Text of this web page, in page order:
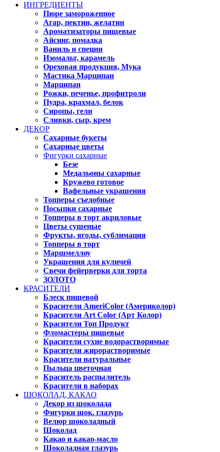
ИНГРЕДИЕНТЫ
Пюре замороженное
Агар, пектин, желатин
Ароматизаторы пищевые
Айсинг, помадка
Ваниль и специи
Изомальт, карамель
Ореховая продукция, Мука
Мастика Марципан
Марципан
Рожки, печенье, профитроли
Пудра, крахмал, белок
Сиропы, гели
Сливки, сыр, крем
ДЕКОР
Сахарные букеты
Сахарные цветы
Фигурки сахарные
Безе
Медальоны сахарные
Кружево готовое
Вафельные украшения
Топперы съедобные
Посыпки сахарные
Топперы в торт акриловые
Цветы сушеные
Фрукты, ягоды, сублимация
Топперы в торт
Маршмеллоу
Украшения для куличей
Свечи фейерверки для торта
ЗОЛОТО
КРАСИТЕЛИ
Блеск пищевой
Красители AmeriColor (Америколор)
Красители Art Color (Арт Колор)
Красители Топ Продукт
Фломастеры пищевые
Красители сухие водорастворимые
Красители жирорастворимые
Красители натуральные
Пыльца цветочная
Краситель распылитель
Красители в наборах
ШОКОЛАД, КАКАО
Декор из шоколада
Фигурки шок. глазурь
Велюр шоколадный
Шоколад
Какао и какао-масло
Шоколадная глазурь